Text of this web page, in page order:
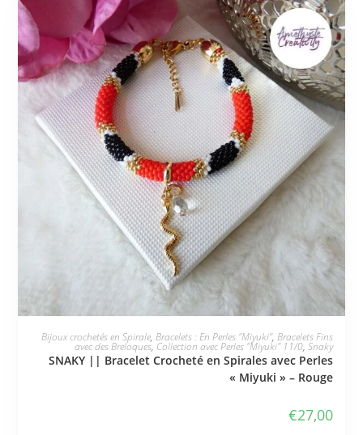
JE L'ADOPTE
Bijoux crochetés en Spirale, Bracelets : En Perles "Miyuki", Bracelets Fins
avec des Breloques, Collection avec Perles "Miyuki" 11/0, Snaky
SNAKY || Bracelet Crocheté en Spirales avec Perles
« Miyuki » – Rouge
€27,00